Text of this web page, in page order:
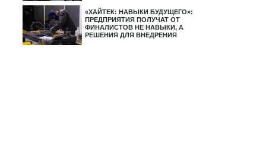
«ХАЙТЕК: НАВЫКИ БУДУЩЕГО»:
ПРЕДПРИЯТИЯ ПОЛУЧАТ ОТ
ФИНАЛИСТОВ НЕ НАВЫКИ, А
РЕШЕНИЯ ДЛЯ ВНЕДРЕНИЯ